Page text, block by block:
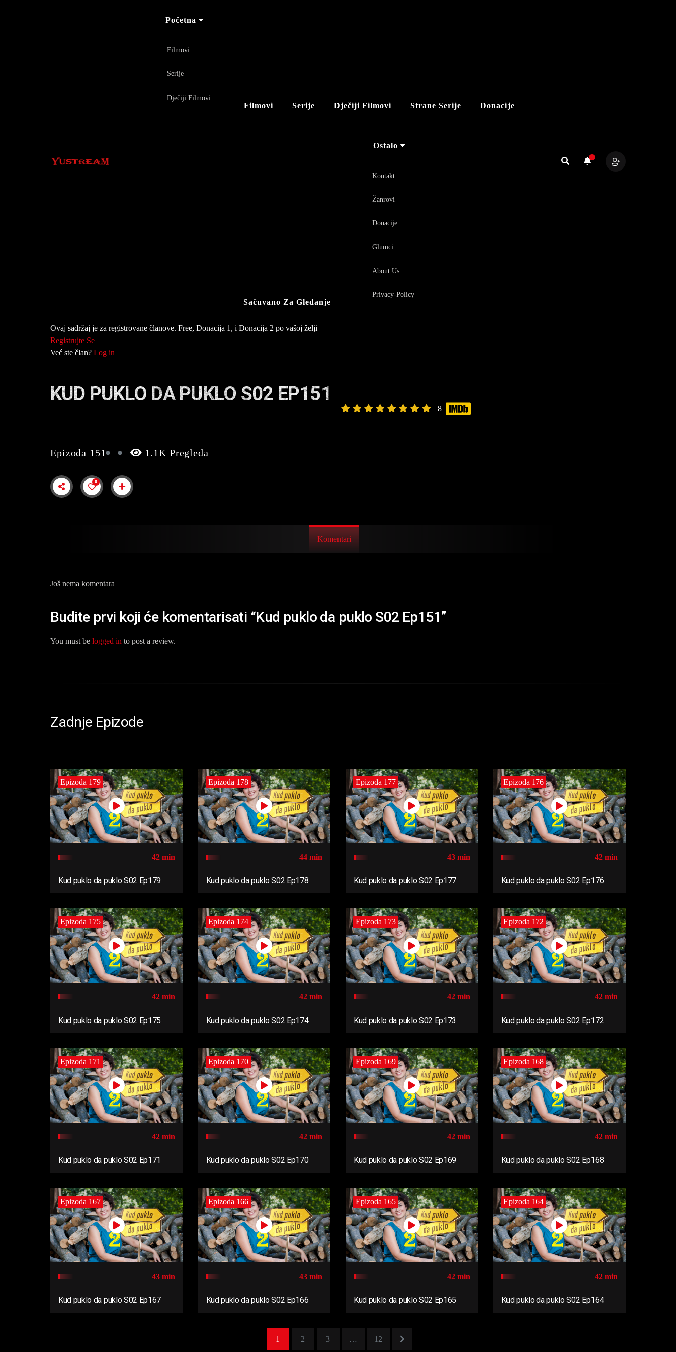
Početna
Filmovi
Serije
Dječiji Filmovi
Filmovi Serije Dječiji Filmovi Strane Serije Donacije
Sačuvano Za Gledanje
Ostalo
Kontakt
Žanrovi
Donacije
Glumci
About Us
Privacy-Policy
Ovaj sadržaj je za registrovane članove. Free, Donacija 1, i Donacija 2 po vašoj želji
Registrujte Se
Već ste član? Log in
KUD PUKLO DA PUKLO S02 EP151
8
Epizoda 151 1.1K Pregleda
0
Komentari
Još nema komentara
Budite prvi koji će komentarisati “Kud puklo da puklo S02 Ep151”
You must be logged in to post a review.
Zadnje Epizode
Epizoda 179
42 min
Kud puklo da puklo S02 Ep179
Epizoda 178
44 min
Kud puklo da puklo S02 Ep178
Epizoda 177
43 min
Kud puklo da puklo S02 Ep177
Epizoda 176
42 min
Kud puklo da puklo S02 Ep176
Epizoda 175
42 min
Kud puklo da puklo S02 Ep175
Epizoda 174
42 min
Kud puklo da puklo S02 Ep174
Epizoda 173
42 min
Kud puklo da puklo S02 Ep173
Epizoda 172
42 min
Kud puklo da puklo S02 Ep172
Epizoda 171
42 min
Kud puklo da puklo S02 Ep171
Epizoda 170
42 min
Kud puklo da puklo S02 Ep170
Epizoda 169
42 min
Kud puklo da puklo S02 Ep169
Epizoda 168
42 min
Kud puklo da puklo S02 Ep168
Epizoda 167
43 min
Kud puklo da puklo S02 Ep167
Epizoda 166
43 min
Kud puklo da puklo S02 Ep166
Epizoda 165
42 min
Kud puklo da puklo S02 Ep165
Epizoda 164
42 min
Kud puklo da puklo S02 Ep164
1 2 3 … 12